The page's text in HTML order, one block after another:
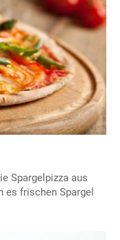
Spargelpizza aus
es frischen Spargel